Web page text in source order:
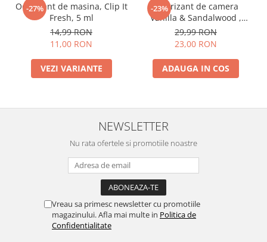
-27%
Odorizant de masina, Clip It
Fresh, 5 ml
14,99 RON
11,00 RON
VEZI VARIANTE
-23%
Odorizant de camera
Vanilla & Sandalwood ,
Home Perfume,125 ml
29,99 RON
23,00 RON
ADAUGA IN COS
NEWSLETTER
Nu rata ofertele si promotiile noastre
Vreau sa primesc newsletter cu promotiile
magazinului. Afla mai multe in Politica de
Confidentialitate